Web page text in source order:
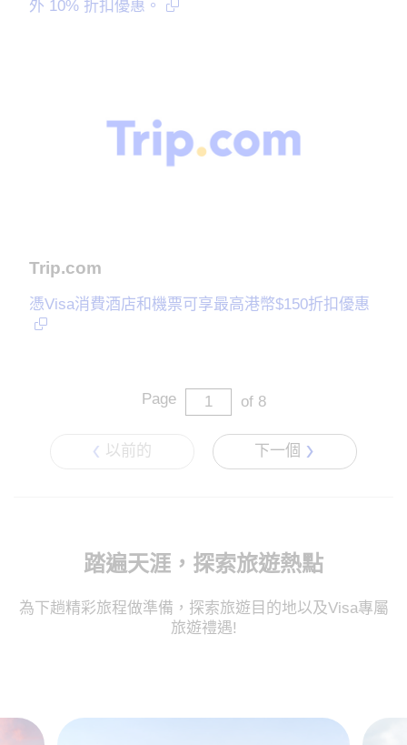
外 10% 折扣優惠。
Trip.com
憑Visa消費酒店和機票可享最高港幣$150折扣優惠
Page of 8
以前的 下一個
踏遍天涯，探索旅遊熱點
為下趟精彩旅程做準備，探索旅遊目的地以及Visa專屬
旅遊禮遇!